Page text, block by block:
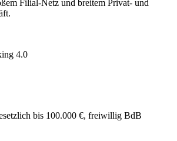
Filial-Netz und breitem Privat- und
4.0
bis 100.000 €, freiwillig BdB